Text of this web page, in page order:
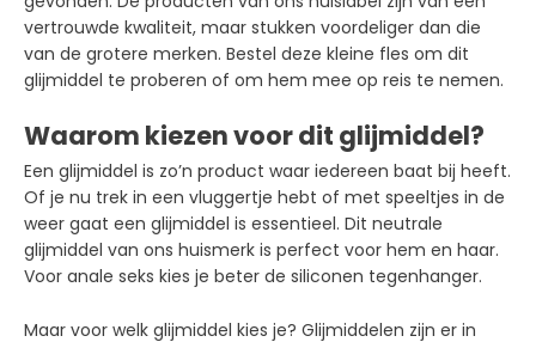
vertrouwde kwaliteit, maar stukken voordeliger dan die
van de grotere merken. Bestel deze kleine fles om dit
glijmiddel te proberen of om hem mee op reis te nemen.
Waarom kiezen voor dit glijmiddel?
Een glijmiddel is zo’n product waar iedereen baat bij heeft.
Of je nu trek in een vluggertje hebt of met speeltjes in de
weer gaat een glijmiddel is essentieel. Dit neutrale
glijmiddel van ons huismerk is perfect voor hem en haar.
Voor anale seks kies je beter de siliconen tegenhanger.
Maar voor welk glijmiddel kies je? Glijmiddelen zijn er in